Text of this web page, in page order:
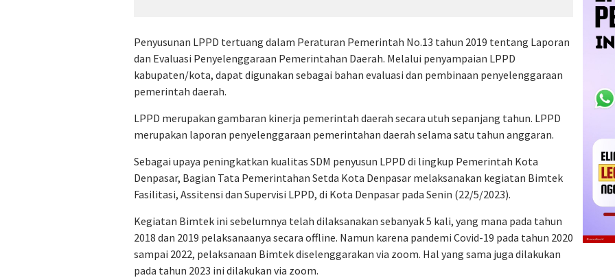
Penyusunan LPPD tertuang dalam Peraturan Pemerintah No.13 tahun 2019 tentang Laporan
dan Evaluasi Penyelenggaraan Pemerintahan Daerah. Melalui penyampaian LPPD
kabupaten/kota, dapat digunakan sebagai bahan evaluasi dan pembinaan penyelenggaraan
pemerintah daerah.
LPPD merupakan gambaran kinerja pemerintah daerah secara utuh sepanjang tahun. LPPD
merupakan laporan penyelenggaraan pemerintahan daerah selama satu tahun anggaran.
Sebagai upaya peningkatkan kualitas SDM penyusun LPPD di lingkup Pemerintah Kota
Denpasar, Bagian Tata Pemerintahan Setda Kota Denpasar melaksanakan kegiatan Bimtek
Fasilitasi, Assitensi dan Supervisi LPPD, di Kota Denpasar pada Senin (22/5/2023).
Kegiatan Bimtek ini sebelumnya telah dilaksanakan sebanyak 5 kali, yang mana pada tahun
2018 dan 2019 pelaksanaanya secara offline. Namun karena pandemi Covid-19 pada tahun 2020
sampai 2022, pelaksanaan Bimtek diselenggarakan via zoom. Hal yang sama juga dilakukan
pada tahun 2023 ini dilakukan via zoom.